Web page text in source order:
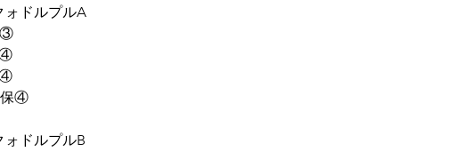
ォドルプルA
③
④
④
保④
ォドルプルB